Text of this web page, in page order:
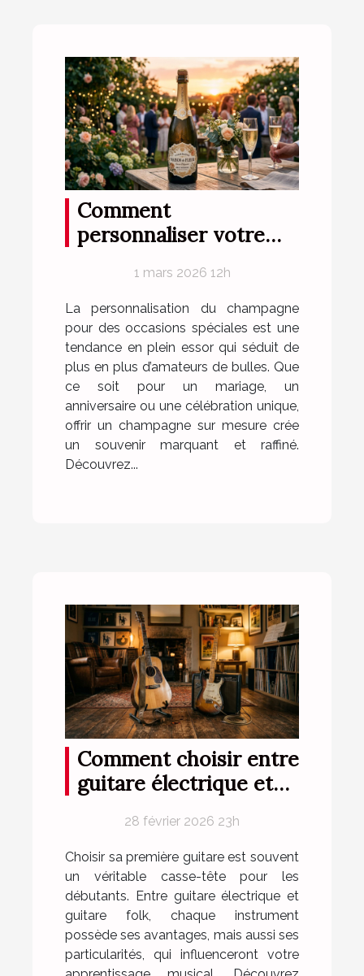
Comment
personnaliser votre
occasions spéciales ?
1 mars 2026 12h
La personnalisation du champagne
pour des occasions spéciales est une
tendance en plein essor qui séduit de
plus en plus d’amateurs de bulles. Que
ce soit pour un mariage, un
anniversaire ou une célébration unique,
offrir un champagne sur mesure crée
un souvenir marquant et raffiné.
Découvrez...
Comment choisir entre
guitare électrique et
28 février 2026 23h
Choisir sa première guitare est souvent
un véritable casse-tête pour les
débutants. Entre guitare électrique et
guitare folk, chaque instrument
possède ses avantages, mais aussi ses
particularités, qui influenceront votre